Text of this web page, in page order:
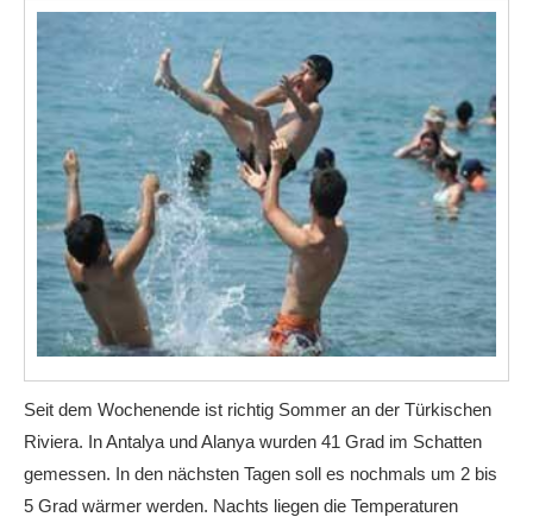
Seit dem Wochenende ist richtig Sommer an der Türkischen
Riviera. In Antalya und Alanya wurden 41 Grad im Schatten
gemessen. In den nächsten Tagen soll es nochmals um 2 bis
5 Grad wärmer werden. Nachts liegen die Temperaturen